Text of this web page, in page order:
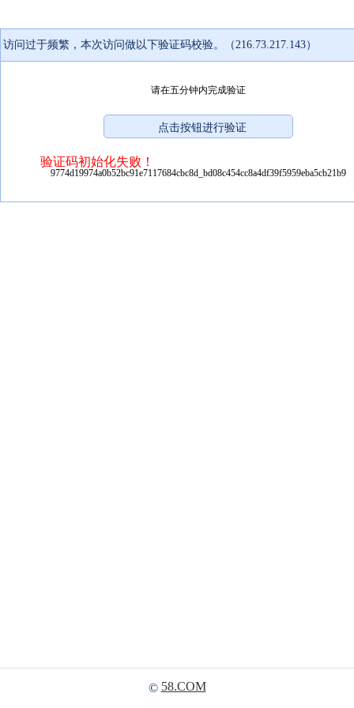
访问过于频繁，本次访问做以下验证码校验。（216.73.217.143）
请在五分钟内完成验证
验证码初始化失败！
9774d19974a0b52bc91e7117684cbc8d_bd08c454cc8a4df39f5959eba5cb21b9
© 58.COM